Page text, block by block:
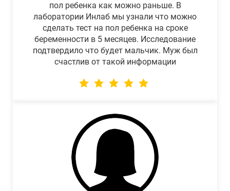
пол ребенка как можно раньше. В
лаборатории Инлаб мы узнали что можно
сделать тест на пол ребенка на сроке
беременности в 5 месяцев. Исследование
подтвердило что будет мальчик. Муж был
счастлив от такой информации